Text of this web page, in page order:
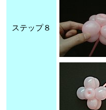
ステップ８